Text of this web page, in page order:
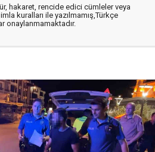
hakaret, rencide edici cümleler veya
kuralları ile yazılmamış,Türkçe
onaylanmamaktadır.